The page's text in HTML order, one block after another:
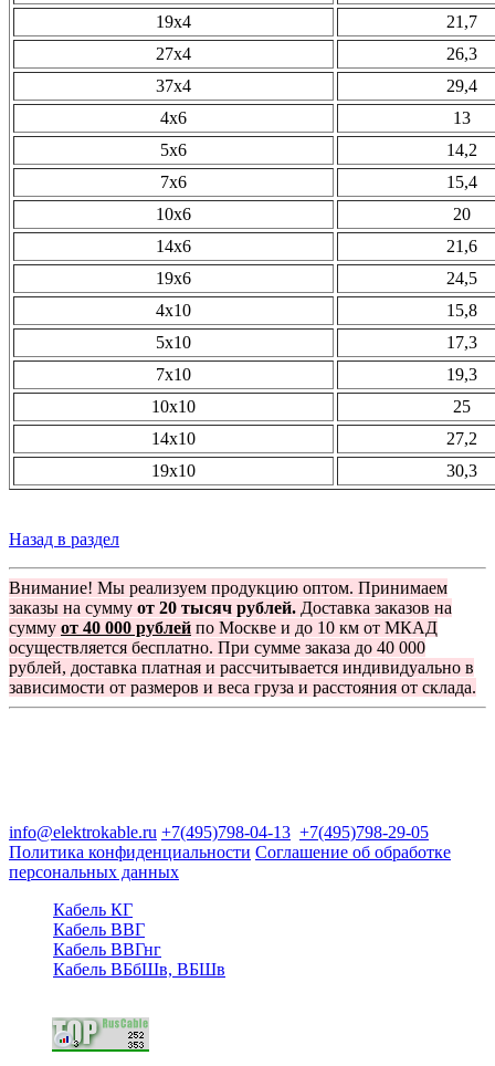
19х4
21,7
27х4
26,3
37х4
29,4
4х6
13
5х6
14,2
7х6
15,4
10х6
20
14х6
21,6
19х6
24,5
4х10
15,8
5х10
17,3
7х10
19,3
10х10
25
14х10
27,2
19х10
30,3
Назад в раздел
Внимание! Мы реализуем продукцию оптом. Принимаем
заказы на сумму от 20 тысяч рублей. Доставка заказов на
сумму от 40 000 рублей по Москве и до 10 км от МКАД
осуществляется бесплатно. При сумме заказа до 40 000
рублей, доставка платная и рассчитывается индивидуально в
зависимости от размеров и веса груза и расстояния от склада.
info@elektrokable.ru +7(495)798-04-13 +7(495)798-29-05
Политика конфиденциальности Соглашение об обработке
персональных данных
Кабель КГ
Кабель ВВГ
Кабель ВВГнг
Кабель ВБбШв, ВБШв